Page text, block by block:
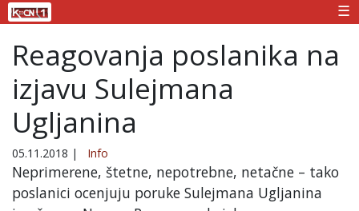
☰
Reagovanja poslanika na
izjavu Sulejmana
Ugljanina
05.11.2018 | Info
Neprimerene, štetne, nepotrebne, netačne – tako
poslanici ocenjuju poruke Sulejmana Ugljanina